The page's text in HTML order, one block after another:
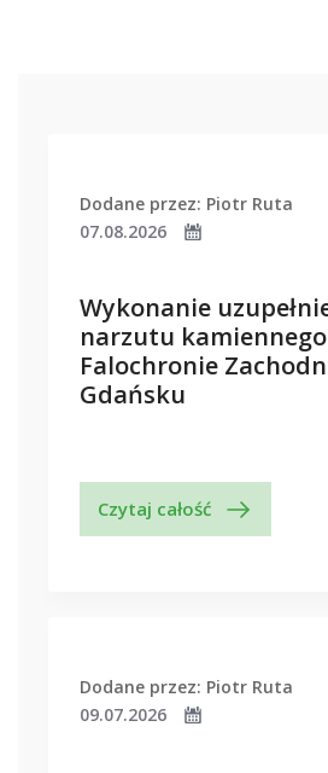
Dodane przez: Piotr Ruta
07.08.2026
Wykonanie
narzutu
Falochronie
Gdańsku
Czytaj całość
Dodane przez: Piotr Ruta
09.07.2026